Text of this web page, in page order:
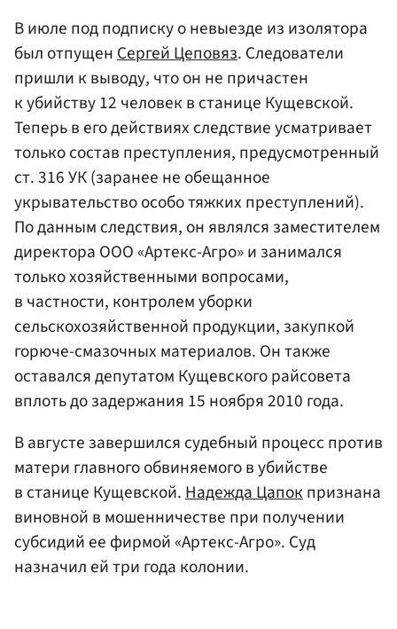
В июле под подписку о невыезде из изолятора
был отпущенСергей Цеповяз. Следователи
пришли к выводу, что он не причастен
к убийству 12 человек в станице Кущевской.
Теперь в его действиях следствие усматривает
только состав преступления, предусмотренный
ст. 316 УК (заранее не обещанное
укрывательство особо тяжких преступлений).
По данным следствия, он являлся заместителем
директора ООО «Артекс-Агро» и занимался
только хозяйственными вопросами,
в частности, контролем уборки
сельскохозяйственной продукции, закупкой
горюче-смазочных материалов. Он также
оставался депутатом Кущевского райсовета
вплоть до задержания 15 ноября 2010 года.
В августе завершился судебный процесс против
матери главного обвиняемого в убийстве
в станице Кущевской.Надежда Цапокпризнана
виновной в мошенничестве при получении
субсидий ее фирмой «Артекс-Агро». Суд
назначил ей три года колонии.